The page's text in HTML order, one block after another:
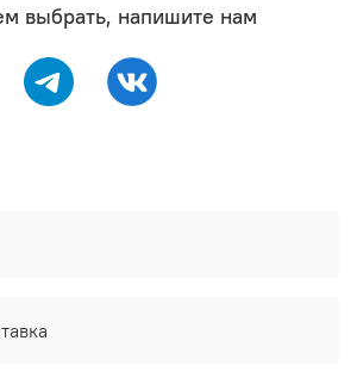
выбрать, напишите нам